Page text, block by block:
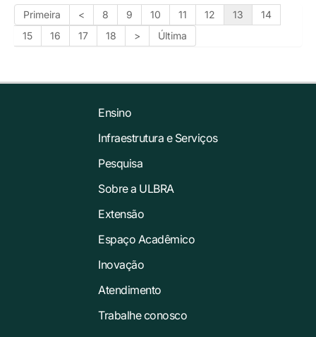
Primeira < 8 9 10 11 12 13
14
15
16 17 18 > Última
Ensino
Infraestrutura e Serviços
Pesquisa
Sobre a ULBRA
Extensão
Espaço Acadêmico
Inovação
Atendimento
Trabalhe conosco